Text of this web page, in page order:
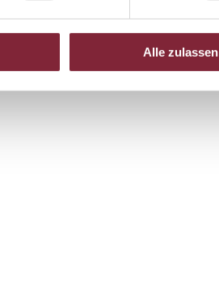
Alle zulassen